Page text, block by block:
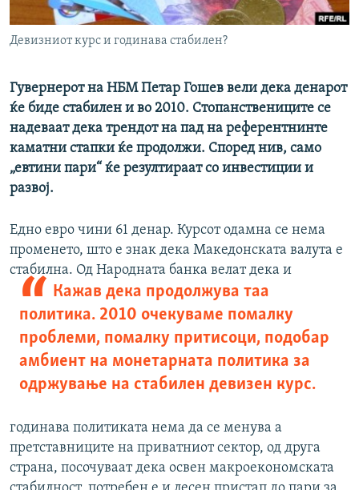
РСЕ веб страници
Девизниот курс и годинава стабилен?
Гувернерот на НБМ Петар Гошев вели дека денарот
ќе биде стабилен и во 2010. Стопанствениците се
надеваат дека трендот на пад на референтнинте
каматни стапки ќе продолжи. Според нив, само
„евтини пари“ ќе резултираат со инвестиции и
развој.
Едно евро чини 61 денар. Курсот одамна се нема
променето, што е знак дека Македонската валута е
стабилна. Од Народната
Кажав дека продолжува таа
политика. 2010 очекуваме помалку
проблеми, помалку притисоци, подобар
амбиент на монетарната политика за
одржување на стабилен девизен курс.
банка велат дека и
годинава политиката нема да се менува а
претставниците на приватниот сектор, од друга
страна, посочуваат дека освен макроекономската